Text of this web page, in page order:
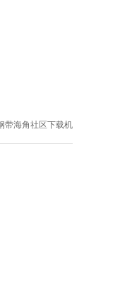
带海角社区下载机